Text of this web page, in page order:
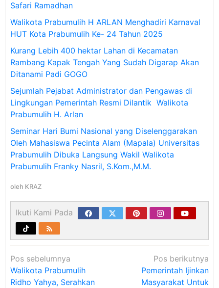
Safari Ramadhan
Walikota Prabumulih H ARLAN Menghadiri Karnaval
HUT Kota Prabumulih Ke- 24 Tahun 2025
Kurang Lebih 400 hektar Lahan di Kecamatan
Rambang Kapak Tengah Yang Sudah Digarap Akan
Ditanami Padi GOGO
Sejumlah Pejabat Administrator dan Pengawas di
Lingkungan Pemerintah Resmi Dilantik Walikota
Prabumulih H. Arlan
Seminar Hari Bumi Nasional yang Diselenggarakan
Oleh Mahasiswa Pecinta Alam (Mapala) Universitas
Prabumulih Dibuka Langsung Wakil Walikota
Prabumulih Franky Nasril, S.Kom.,M.M.
oleh KRAZ
Ikuti Kami Pada
Navigasi
pos
Pos sebelumnya
Walikota Prabumulih
Ridho Yahya, Serahkan
Pos berikutnya
Pemerintah Ijinkan
Masyarakat Untuk